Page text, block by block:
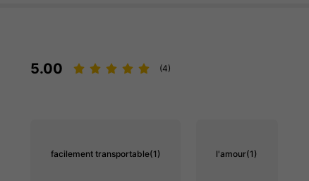
5.00 (4)
facilement transportable(1) l'amour(1)